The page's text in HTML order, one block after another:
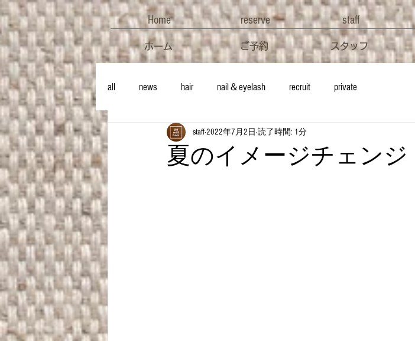
ホーム ご予約 スタッフ
Home reserve staff
all news hair nail＆eyelash recruit private
夏のイメージチェンジ
staff2022年7月2日 読了時間: 1分